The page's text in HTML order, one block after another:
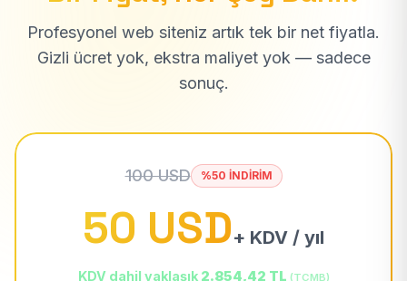
Profesyonel web siteniz artık tek bir net fiyatla.
Gizli ücret yok, ekstra maliyet yok — sadece
sonuç.
100 USD %50 İNDİRİM
50 USD+ KDV / yıl
KDV dahil yaklaşık 2.854,42 TL (TCMB)